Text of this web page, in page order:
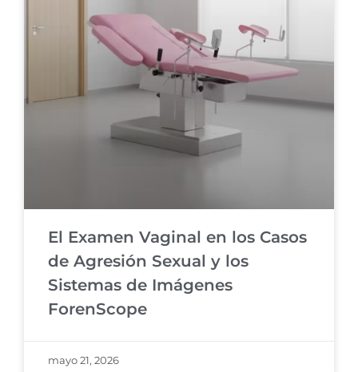
El Examen Vaginal en los Casos
de Agresión Sexual y los
Sistemas de Imágenes
ForenScope
mayo 21, 2026